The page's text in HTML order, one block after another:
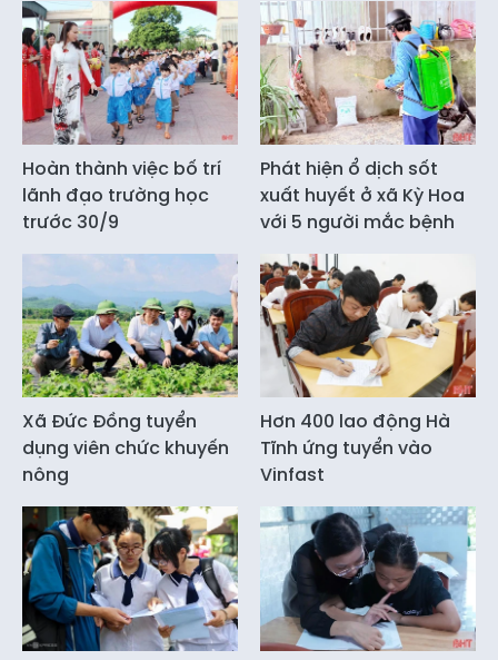
Hoàn thành việc bố trí
lãnh đạo trường học
trước 30/9
Phát hiện ổ dịch sốt
xuất huyết ở xã Kỳ Hoa
với 5 người mắc bệnh
Xã Đức Đồng tuyển
dụng viên chức khuyến
nông
Hơn 400 lao động Hà
Tĩnh ứng tuyển vào
Vinfast